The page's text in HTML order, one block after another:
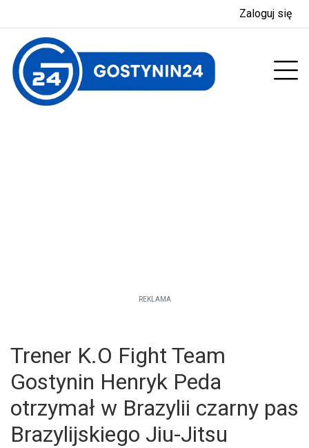
Zaloguj się
REKLAMA
Trener K.O Fight Team
Gostynin Henryk Peda
otrzymał w Brazylii czarny pas
Brazylijskiego Jiu-Jitsu